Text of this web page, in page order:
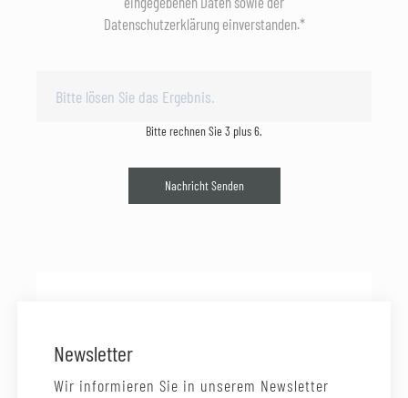
Datenschutzerklärung einverstanden.*
Bitte rechnen Sie 3 plus 6.
Nachricht Senden
Newsletter
Wir informieren Sie in unserem Newsletter